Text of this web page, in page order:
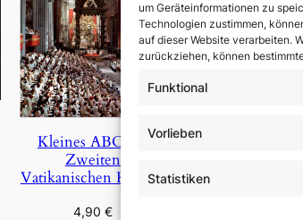
um Geräteinformationen zu
Technologien zustimmen,
auf dieser Website verarbeiten.
zurückziehen, können
Funktional
Vorlieben
Statistiken
Kleines ABC des
Zweiten
Vatikanischen Konzils
4,90 €
durch die Hand